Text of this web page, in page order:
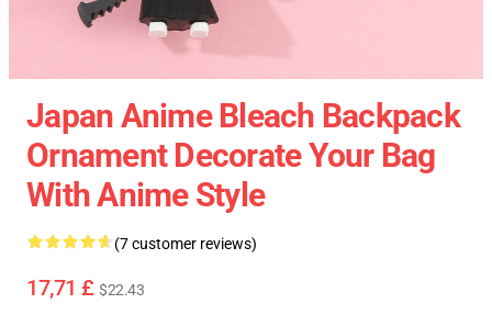
Japan Anime Bleach Backpack
Ornament Decorate Your Bag
With Anime Style
(7 customer reviews)
17,71 £ $22.43